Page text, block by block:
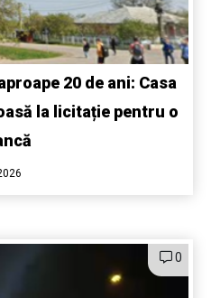
20 de ani: Casa
la licitație pentru o
0